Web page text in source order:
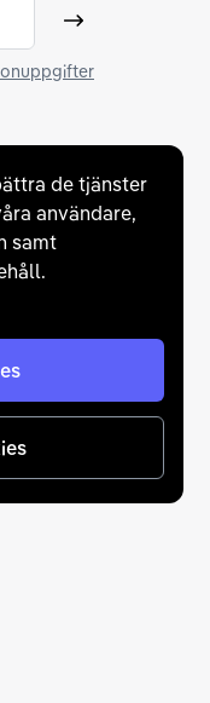
de tjänster
användare,
samt
Skicka
erbjuda dig bästa
rad olika
trygg vid ditt köp
gällande